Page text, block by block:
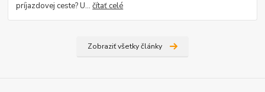
príjazdovej ceste? U...čítať celé
Zobraziť všetky články